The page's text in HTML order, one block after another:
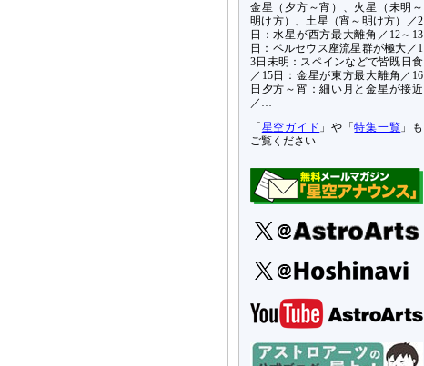
金星（夕方～宵）、火星（未明～
明け方）、土星（宵～明け方）／2
日：水星が西方最大離角／12～13
日：ペルセウス座流星群が極大／1
3日未明：スペインなどで皆既日食
／15日：金星が東方最大離角／16
日夕方～宵：細い月と金星が接近
／…
「 星空ガイド 」や「特集一覧 」も
ご覧ください